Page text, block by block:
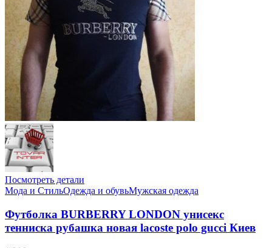
Посмотреть детали
Мода и СтильОдежда и обувьМужская одежда
Футболка BURBERRY LONDON унисекс
тенниска рубашка новая lacoste polo gucci Киев